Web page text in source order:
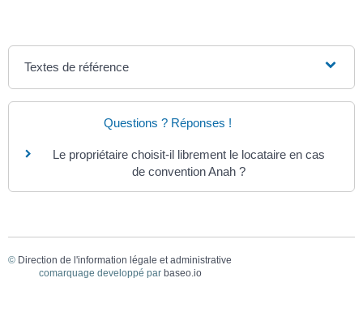
Textes de référence
Questions ? Réponses !
Le propriétaire choisit-il librement le locataire en cas
de convention Anah ?
© Direction de l'information légale et administrative
comarquage developpé par baseo.io